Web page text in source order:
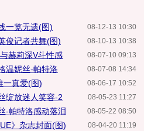
08-12-13 10:30
一览无遗(图)
08-10-13 10:38
俊记者共舞(图)
08-07-10 09:13
赫莉深V斗性感
08-07-08 14:34
温妮丝-帕特洛
08-06-17 10:52
一真爱(图)
08-05-23 11:27
绽放迷人笑容-2
08-05-22 08:50
-帕特洛感动落泪
08-04-20 11:19
》杂志封面(图)